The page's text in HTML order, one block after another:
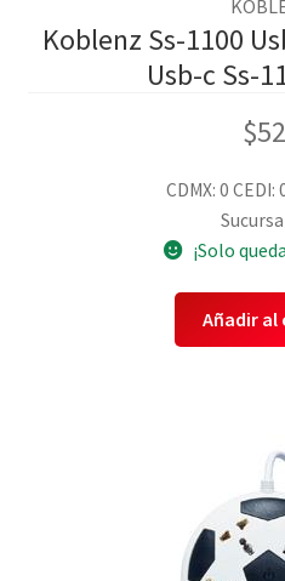
Koblenz Ss-1100
Usb-c Ss-
$
CDMX: 0 CEDI:
¡Solo
Añadir